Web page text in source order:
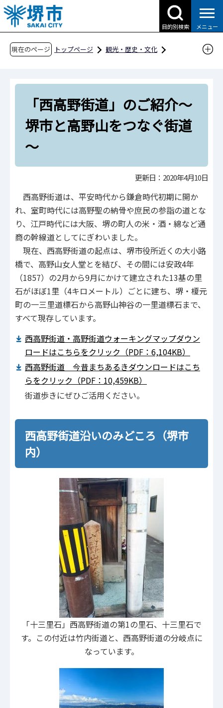
こ
の
ペ
目的別検索 メニュー
現在のページ トップページ
観光・歴史・文化
「西高野街道」のご紹介～堺市と高野山をつな
ぐ街道～
「西高野街道」のご紹介～
堺市と高野山をつなぐ街道
～
更新日：2020年4月10日
西高野街道は、平安時代から鎌倉時代初期に開か
れ、室町時代には高野聖の納骨や庶民の参詣の道とな
り、江戸時代には大阪、堺の町人の米・酒・綿など通
商の幹線道としてにぎわいました。
現在、西高野街道の起点は、堺市役所近くの大小路
橋で、高野山女人堂とを結び、その間には安政4年
（1857）の2月から9月にかけて建立された13基の里
石がほぼ1里（4キロメートル）ごとに建ち、堺・榎元
町の一三里道標石から高野山神谷の一里道標石まで、
すべて現存しています。
西高野街道・高野街道ウォーキングマップダウン
ロードはこちらをクリック（PDF：6,104KB）
西高野街道 今昔まちあるきダウンロードはこち
らをクリック（PDF：10,459KB）
街道歩きにぜひご活用ください。
西高野街道沿いのみどころ（堺市
内）
「十三里石」西高野街道の第1の里石、十三里石で
す。この付近は竹内街道と、西高野街道の分岐点に
なっています。